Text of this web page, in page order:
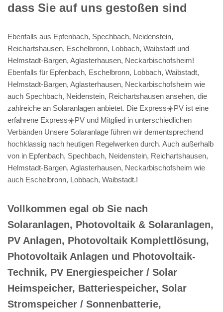
dass Sie auf uns gestoßen sind
Ebenfalls aus Epfenbach, Spechbach, Neidenstein,
Reichartshausen, Eschelbronn, Lobbach, Waibstadt und
Helmstadt-Bargen, Aglasterhausen, Neckarbischofsheim!
Ebenfalls für Epfenbach, Eschelbronn, Lobbach, Waibstadt,
Helmstadt-Bargen, Aglasterhausen, Neckarbischofsheim wie
auch Spechbach, Neidenstein, Reichartshausen ansehen, die
zahlreiche an Solaranlagen anbietet. Die Express☀️PV️ ist eine
erfahrene Express☀️PV️ und Mitglied in unterschiedlichen
Verbänden Unsere Solaranlage führen wir dementsprechend
hochklassig nach heutigen Regelwerken durch. Auch außerhalb
von in Epfenbach, Spechbach, Neidenstein, Reichartshausen,
Helmstadt-Bargen, Aglasterhausen, Neckarbischofsheim wie
auch Eschelbronn, Lobbach, Waibstadt.!
Vollkommen egal ob Sie nach
Solaranlagen, Photovoltaik & Solaranlagen,
PV Anlagen, Photovoltaik Komplettlösung,
Photovoltaik Anlagen und Photovoltaik-
Technik, PV Energiespeicher / Solar
Heimspeicher, Batteriespeicher, Solar
Stromspeicher / Sonnenbatterie,